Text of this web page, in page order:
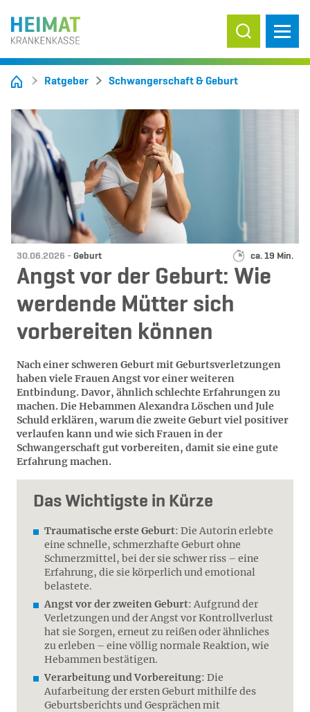
Suche ein-/
Ratgeber Schwangerschaft & Geburt
Datum:
30.06.2026 - Kategorie:
Geburt Lesedauer:
ca. 19 Min.
Angst vor der Geburt: Wie
werdende Mütter sich
vorbereiten können
Nach einer schweren Geburt mit Geburtsverletzungen
haben viele Frauen Angst vor einer weiteren
Entbindung. Davor, ähnlich schlechte Erfahrungen zu
machen. Die Hebammen Alexandra Löschen und Jule
Schuld erklären, warum die zweite Geburt viel positiver
verlaufen kann und wie sich Frauen in der
Schwangerschaft gut vorbereiten, damit sie eine gute
Erfahrung machen.
Das Wichtigste in Kürze
Traumatische erste Geburt: Die Autorin erlebte
eine schnelle, schmerzhafte Geburt ohne
Schmerzmittel, bei der sie schwer riss – eine
Erfahrung, die sie körperlich und emotional
belastete.
Angst vor der zweiten Geburt: Aufgrund der
Verletzungen und der Angst vor Kontrollverlust
hat sie Sorgen, erneut zu reißen oder ähnliches
zu erleben – eine völlig normale Reaktion, wie
Hebammen bestätigen.
Verarbeitung und Vorbereitung: Die
Aufarbeitung der ersten Geburt mithilfe des
Geburtsberichts und Gesprächen mit